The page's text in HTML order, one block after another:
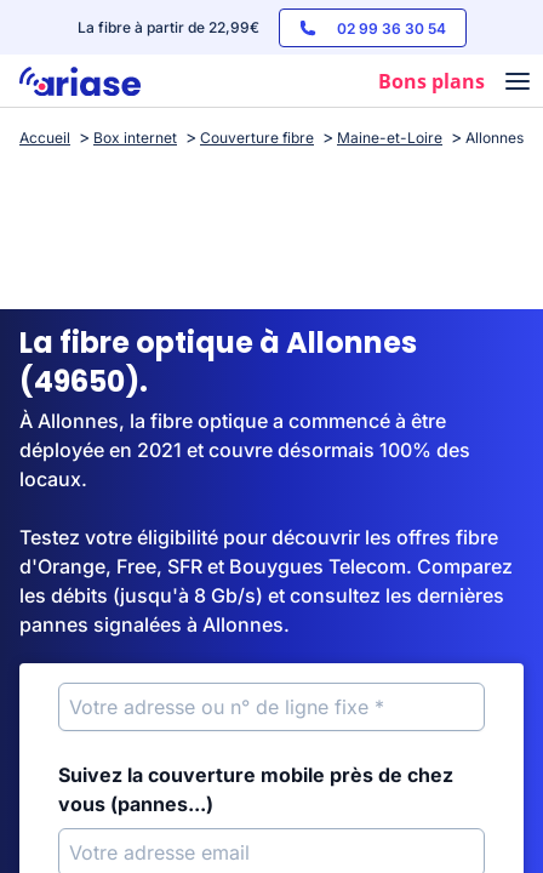
La fibre à partir de 22,99€ 02 99 36 30 54
Bons plans
Box internet
Streaming
Accueil Box internet Couverture fibre Maine-et-Loire Allonnes
La fibre optique à Allonnes
(49650).
À Allonnes, la fibre optique a commencé à être
déployée en 2021 et couvre désormais 100% des
locaux.
Testez votre éligibilité pour découvrir les offres fibre
d'Orange, Free, SFR et Bouygues Telecom. Comparez
les débits (jusqu'à 8 Gb/s) et consultez les dernières
pannes signalées à Allonnes.
Suivez la couverture mobile près de chez
vous (pannes...)